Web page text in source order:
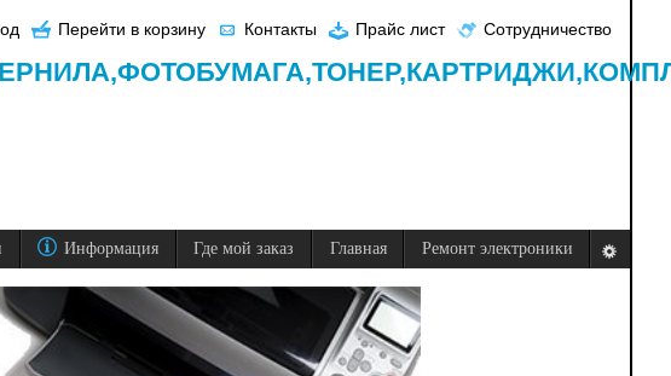
Перейти в корзину Контакты Прайс лист Сотрудничество
ФОТОБУМАГА,ТОНЕР,КАРТРИДЖИ,
Информация Где мой заказ Главная Ремонт электроники